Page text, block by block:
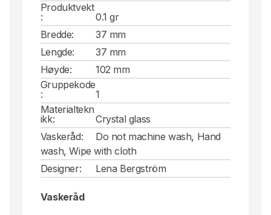
Produktvekt
:
0.1 gr
Bredde:
37 mm
Lengde:
37 mm
Høyde:
102 mm
Gruppekode
:
1
Materialtekn
ikk:
Crystal glass
Vaskeråd:
Do not machine wash, Hand
wash, Wipe with cloth
Designer:
Lena Bergström
Vaskeråd